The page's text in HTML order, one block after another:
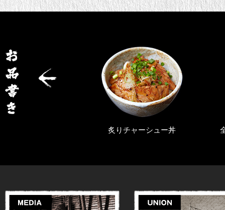
全部のせらぁめん（塩・醤油）